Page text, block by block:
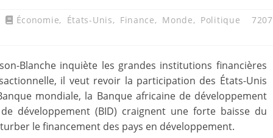
Économie, États-Unis, Finance, Monde, Politique
7207
Blanche inquiète les grandes institutions financières
il veut revoir la participation des États-Unis
mondiale, la Banque africaine de développement
développement (BID) craignent une forte baisse du
le financement des pays en développement.